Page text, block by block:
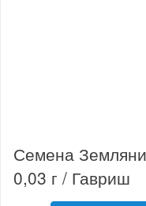
Семена
0,03 г / Гавриш